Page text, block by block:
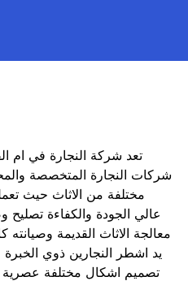
تعد شركة النجارة في ام
شركات النجارة المتخصصة
مختلفة من الاثاث حيث
عالي الجودة والكفاءة
معالجة الاثاث القديمة
يد اشطر النجارين ذوي الخبرة
تصميم اشكال مختلفة عصرية